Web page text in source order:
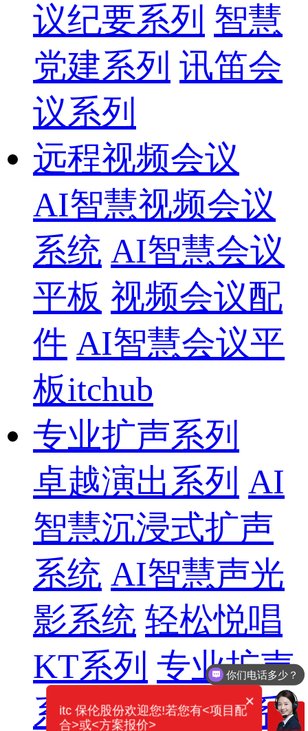
议纪要系列 智慧
党建系列 讯笛会
议系列
远程视频会议
AI智慧视频会议
系统 AI智慧会议
平板 视频会议配
件 AI智慧会议平
板itchub
专业扩声系列
卓越演出系列 AI
智慧沉浸式扩声
系统 AI智慧声光
影系统 轻松悦唱
KT系列 专业扩声
系列 专业音箱系
你们电话多少？
×
itc 保伦股份欢迎您!若您有<项目配
合>或<方案报价>